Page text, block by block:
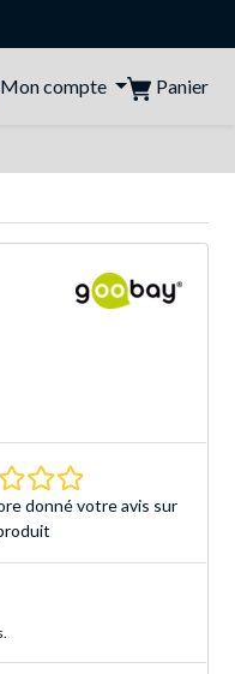
Mon compte Panier
0.0 Étoiles Basé sur
donné votre avis sur